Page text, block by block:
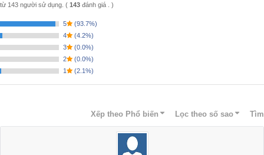
từ 143 người sử dụng. ( 143 đánh giá . )
5 (93.7%)
4
(4.2%)
3
(0.0%)
2
(0.0%)
1
(2.1%)
Tìm
Lọc theo số sao
Xếp theo Phổ biến